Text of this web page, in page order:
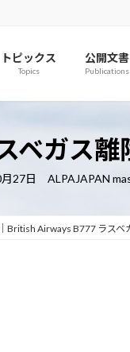
トピックス
Topics
公開文書
Publications
ベガス離
27日 ALPAJAPAN
British Airways B777 ラスベ